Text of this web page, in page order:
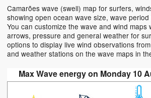
Camarões wave (swell) map for surfers,
showing open ocean wave size, wave
You can customize the wave and wind maps
arrows, pressure and general weather for
options to display live wind observations
and weather stations on the wave maps in
Max Wave energy on Monday 10